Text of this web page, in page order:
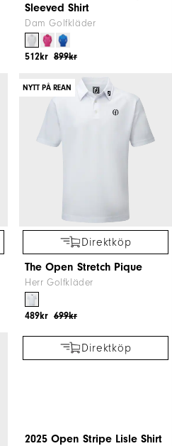
Sleeved Shirt
Dam Golfkläder
899kr
512kr
NYTT PÅ REAN
Direktköp
The Open Stretch Pique
Herr Golfkläder
699kr
489kr